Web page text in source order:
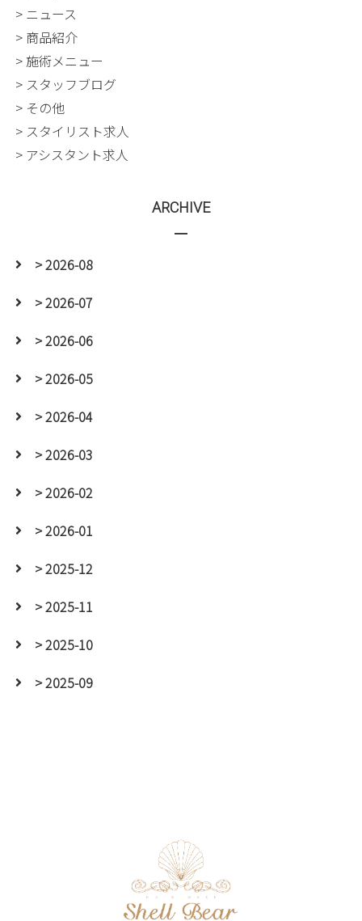
> ニュース
> 商品紹介
> 施術メニュー
> スタッフブログ
> その他
> スタイリスト求人
> アシスタント求人
ARCHIVE
> 2026-08
> 2026-07
> 2026-06
> 2026-05
> 2026-04
> 2026-03
> 2026-02
> 2026-01
> 2025-12
> 2025-11
> 2025-10
> 2025-09